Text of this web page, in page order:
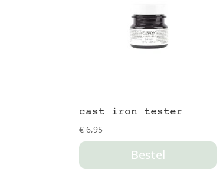
cast iron tester
€ 6,95
Bestel